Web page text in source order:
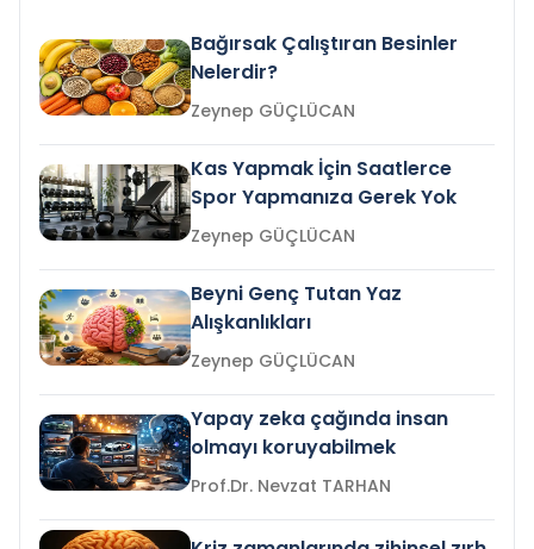
Bağırsak Çalıştıran Besinler
Nelerdir?
Zeynep GÜÇLÜCAN
Kas Yapmak İçin Saatlerce
Spor Yapmanıza Gerek Yok
Zeynep GÜÇLÜCAN
Beyni Genç Tutan Yaz
Alışkanlıkları
Zeynep GÜÇLÜCAN
Yapay zeka çağında insan
olmayı koruyabilmek
Prof.Dr. Nevzat TARHAN